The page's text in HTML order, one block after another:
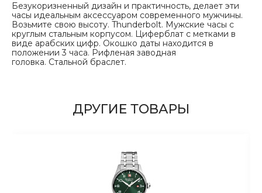
Безукоризненный дизайн и практичность, делает эти
часы идеальным аксессуаром современного мужчины.
Возьмите свою высоту. Thunderbolt. Мужские часы с
круглым стальным корпусом. Циферблат с метками в
виде арабских цифр. Окошко даты находится в
положении 3 часа. Рифленая заводная
головка. Стальной браслет.
ДРУГИЕ ТОВАРЫ